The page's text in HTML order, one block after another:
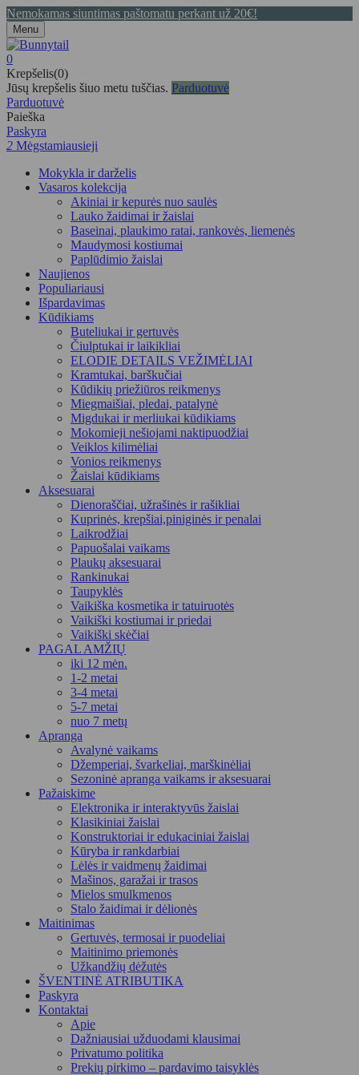
Nemokamas siuntimas paštomatu perkant už 20€!
Menu
0
Krepšelis(0)
Jūsų krepšelis šiuo metu tuščias. Parduotuvė
Parduotuvė
Paieška
Paskyra
2 Mėgstamiausieji
Mokykla ir darželis
Vasaros kolekcija
Akiniai ir kepurės nuo saulės
Lauko žaidimai ir žaislai
Baseinai, plaukimo ratai, rankovės, liemenės
Maudymosi kostiumai
Paplūdimio žaislai
Naujienos
Populiariausi
Išpardavimas
Kūdikiams
Buteliukai ir gertuvės
Čiulptukai ir laikikliai
ELODIE DETAILS VEŽIMĖLIAI
Kramtukai, barškučiai
Kūdikių priežiūros reikmenys
Miegmaišiai, pledai, patalynė
Migdukai ir merliukai kūdikiams
Mokomieji nešiojami naktipuodžiai
Veiklos kilimėliai
Vonios reikmenys
Žaislai kūdikiams
Aksesuarai
Dienoraščiai, užrašinės ir rašikliai
Kuprinės, krepšiai,piniginės ir penalai
Laikrodžiai
Papuošalai vaikams
Plaukų aksesuarai
Rankinukai
Taupyklės
Vaikiška kosmetika ir tatuiruotės
Vaikiški kostiumai ir priedai
Vaikiški skėčiai
PAGAL AMŽIŲ
iki 12 mėn.
1-2 metai
3-4 metai
5-7 metai
nuo 7 metų
Apranga
Avalynė vaikams
Džemperiai, švarkeliai, marškinėliai
Sezoninė apranga vaikams ir aksesuarai
Pažaiskime
Elektronika ir interaktyvūs žaislai
Klasikiniai žaislai
Konstruktoriai ir edukaciniai žaislai
Kūryba ir rankdarbiai
Lėlės ir vaidmenų žaidimai
Mašinos, garažai ir trasos
Mielos smulkmenos
Stalo žaidimai ir dėlionės
Maitinimas
Gertuvės, termosai ir puodeliai
Maitinimo priemonės
Užkandžių dėžutės
ŠVENTINĖ ATRIBUTIKA
Paskyra
Kontaktai
Apie
Dažniausiai užduodami klausimai
Privatumo politika
Prekių pirkimo – pardavimo taisyklės